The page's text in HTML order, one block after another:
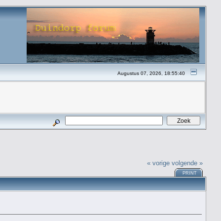
Augustus 07, 2026, 18:55:40
« vorige volgende »
PRINT